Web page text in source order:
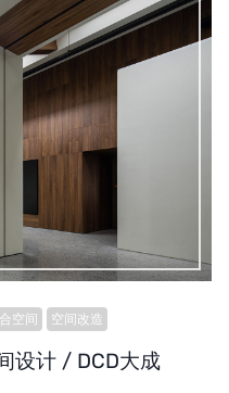
空间 空间改造
设计 / DCD大成